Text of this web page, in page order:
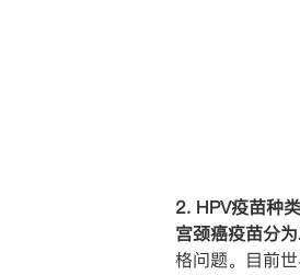
2. HPV疫苗种类
宫颈癌疫苗分
格问题。目前